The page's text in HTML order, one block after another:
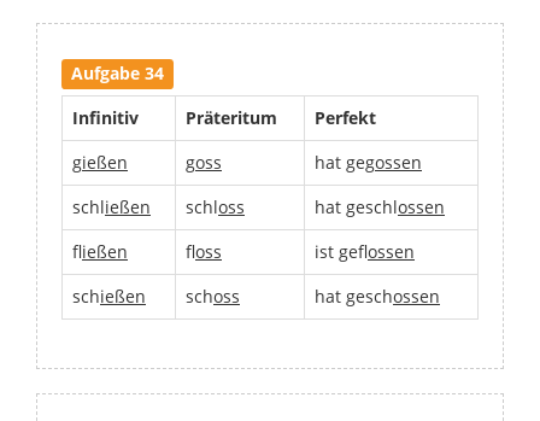
Aufgabe 34
Infinitiv Präteritum
Perfekt
gießen goss hat gegossen
schließen schloss hat geschlossen
fließen floss ist geflossen
schießen schoss hat geschossen